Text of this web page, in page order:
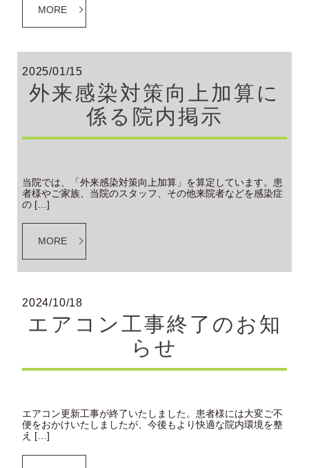
MORE
2025/01/15
外来感染対策向上加算に
係る院内掲示
当院では、「外来感染対策向上加算」を算定しています。患
者様やご家族、当院のスタッフ、その他来院者などを感染症
の […]
MORE
2024/10/18
エアコン工事終了のお知
らせ
エアコン更新工事が終了いたしました。患者様には大変ご不
便をおかけいたしましたが、今後もより快適な院内環境を整
え […]